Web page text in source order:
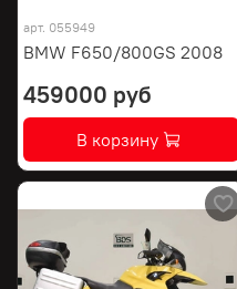
арт. 055949
BMW F650/800GS 2008
459000 руб
В корзину